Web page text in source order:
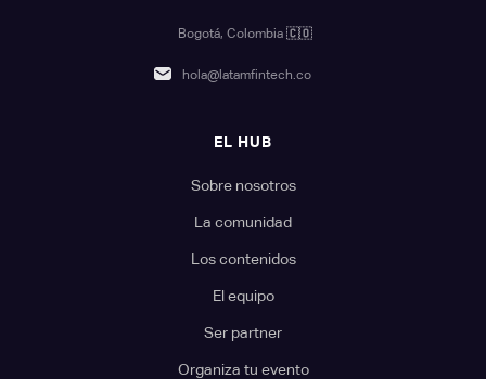
Bogotá, Colombia 🇨🇴
hola@latamfintech.co
EL HUB
Sobre nosotros
La comunidad
Los contenidos
El equipo
Ser partner
Organiza tu evento